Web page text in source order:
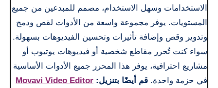
الاستخدامات وسهل الاستخدام، مصمم للمبدعين من جميع
المستويات. يوفر مجموعة واسعة من الأدوات لقص ودمج
وتدوير وقص وإضافة تأثيرات وتحسين الفيديوهات بسهولة.
سواء كنت تُحرر مقاطع شخصية أو فيديوهات يوتيوب أو
مشاريع احترافية، يوفر هذا المحرر جميع الأدوات الأساسية
في حزمة واحدة. قم أيضًا بتنزيل: Movavi Video Editor